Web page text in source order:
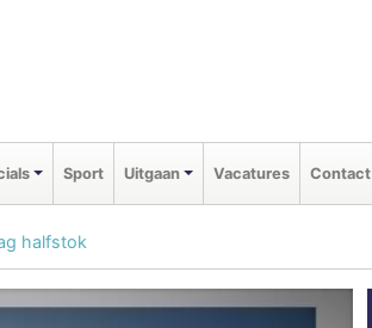
Sport Uitgaan Vacatures Contact
halfstok